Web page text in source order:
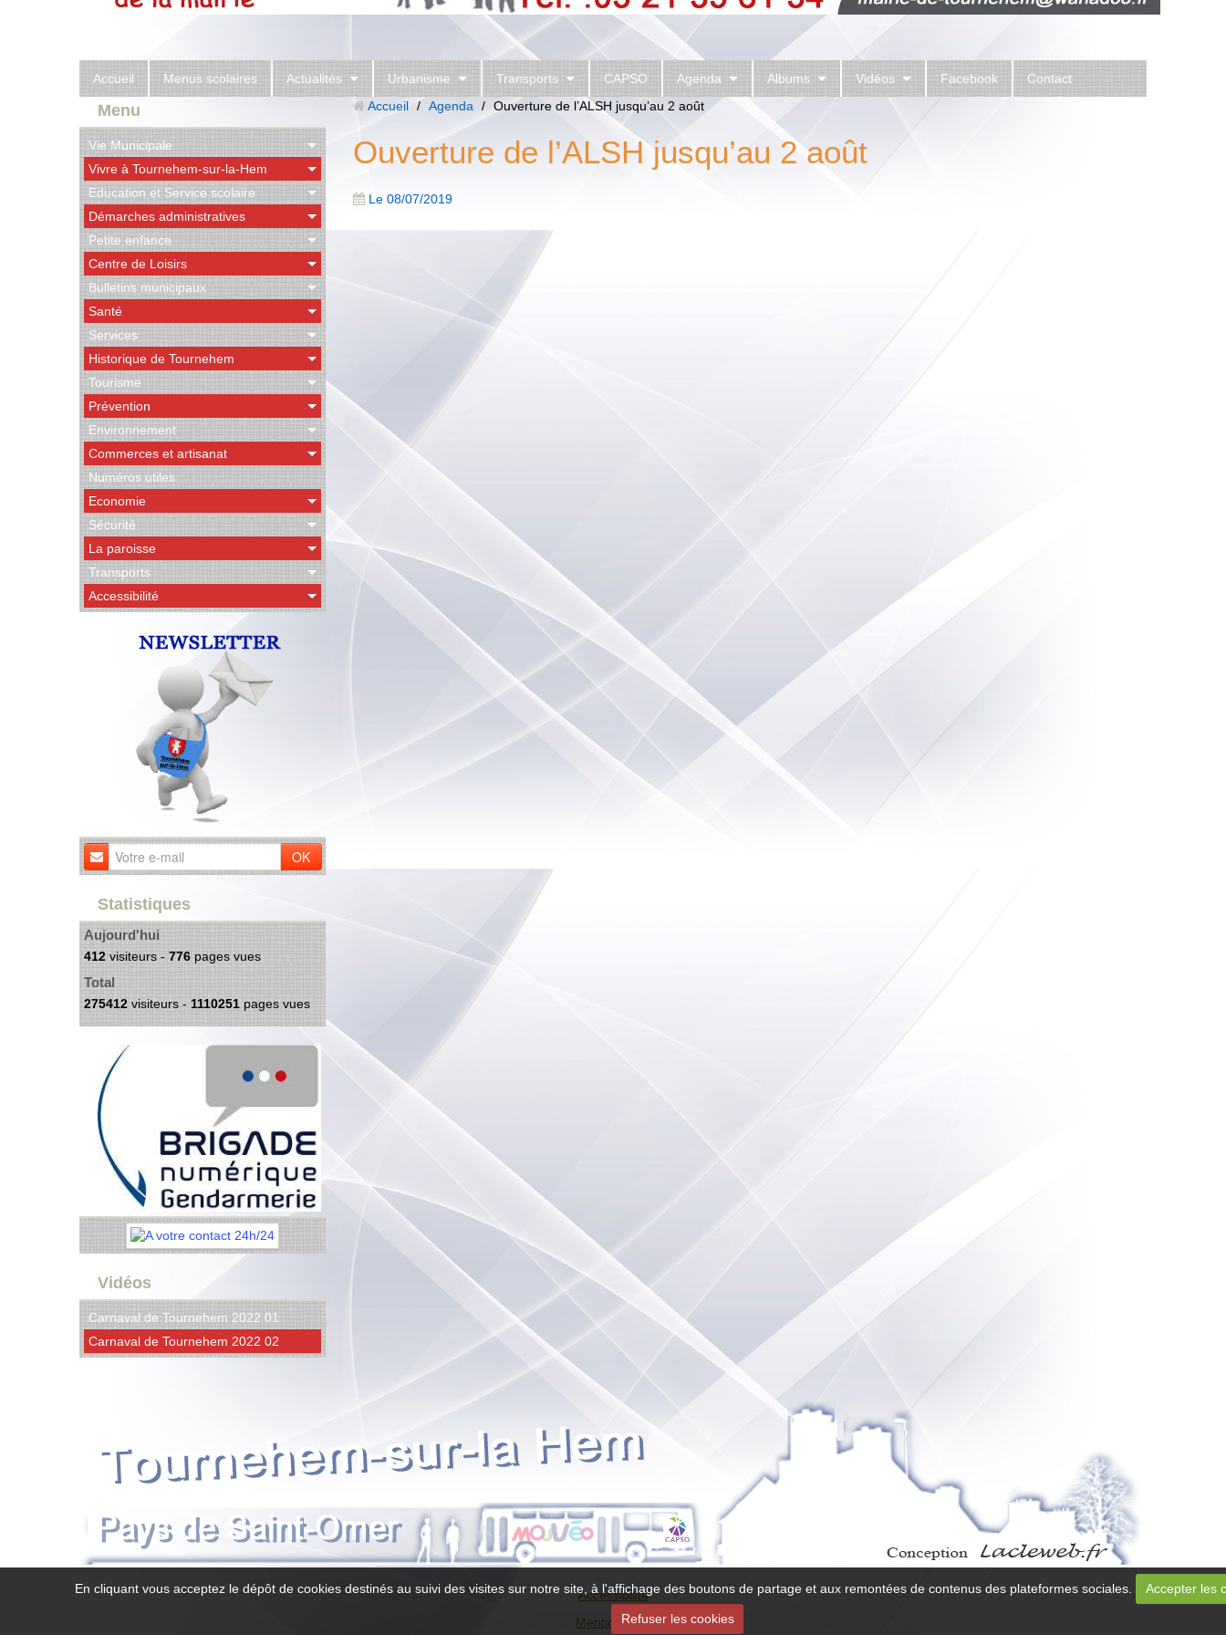
Accueil Menus scolaires Actualités Urbanisme Transports CAPSO Agenda Albums Vidéos Facebook Contact
Menu
Vie Municipale
Vivre à Tournehem-sur-la-Hem
Education et Service scolaire
Démarches administratives
Petite enfance
Centre de Loisirs
Bulletins municipaux
Santé
Services
Historique de Tournehem
Tourisme
Prévention
Environnement
Commerces et artisanat
Numéros utiles
Economie
Sécurité
La paroisse
Transports
Accessibilité
OK
Statistiques
Aujourd'hui
412 visiteurs - 776 pages vues
Total
275412 visiteurs - 1110251 pages vues
Vidéos
Carnaval de Tournehem 2022 01
Carnaval de Tournehem 2022 02
Accueil / Agenda / Ouverture de l’ALSH jusqu’au 2 août
Ouverture de l’ALSH jusqu’au 2 août
Le 08/07/2019
Accessibilité
Mentions légales
En cliquant vous acceptez le dépôt de cookies destinés au suivi des visites sur notre site, à l'affichage des boutons de partage et aux remontées de contenus des plateformes sociales. Accepter les
Refuser les cookies